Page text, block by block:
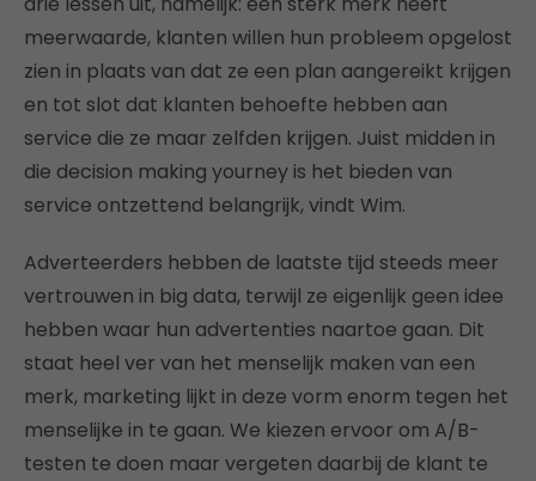
meerwaarde, klanten willen hun probleem opgelost
zien in plaats van dat ze een plan aangereikt krijgen
en tot slot dat klanten behoefte hebben aan
service die ze maar zelfden krijgen. Juist midden in
die decision making yourney is het bieden van
service ontzettend belangrijk, vindt Wim.
Adverteerders hebben de laatste tijd steeds meer
vertrouwen in big data, terwijl ze eigenlijk geen idee
hebben waar hun advertenties naartoe gaan. Dit
staat heel ver van het menselijk maken van een
merk, marketing lijkt in deze vorm enorm tegen het
menselijke in te gaan. We kiezen ervoor om A/B-
testen te doen maar vergeten daarbij de klant te